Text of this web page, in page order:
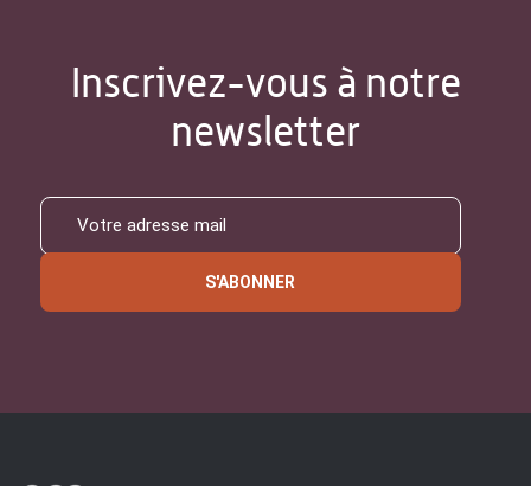
Inscrivez-vous à notre
newsletter
S'ABONNER